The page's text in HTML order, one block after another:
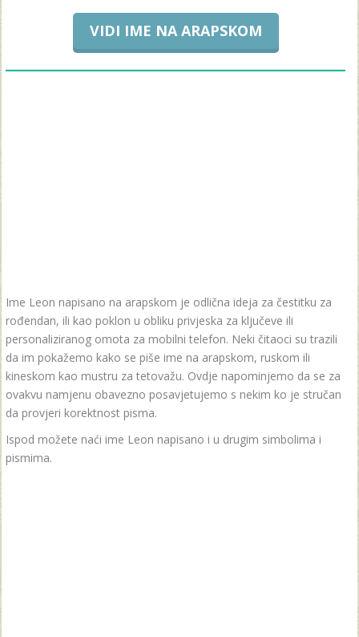
VIDI IME NA ARAPSKOM
Ime Leon napisano na arapskom je odlična ideja za čestitku za
rođendan, ili kao poklon u obliku privjeska za ključeve ili
personaliziranog omota za mobilni telefon. Neki čitaoci su trazili
da im pokažemo kako se piše ime na arapskom, ruskom ili
kineskom kao mustru za tetovažu. Ovdje napominjemo da se za
ovakvu namjenu obavezno posavjetujemo s nekim ko je stručan
da provjeri korektnost pisma.
Ispod možete naći ime Leon napisano i u drugim simbolima i
pismima.